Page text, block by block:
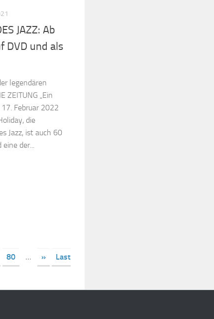
JAZZ: Ab
DVD und als
legendären
ZEITUNG „Ein
17. Februar 2022
die
Jazz, ist auch 60
eine der...
80 ... »
Last